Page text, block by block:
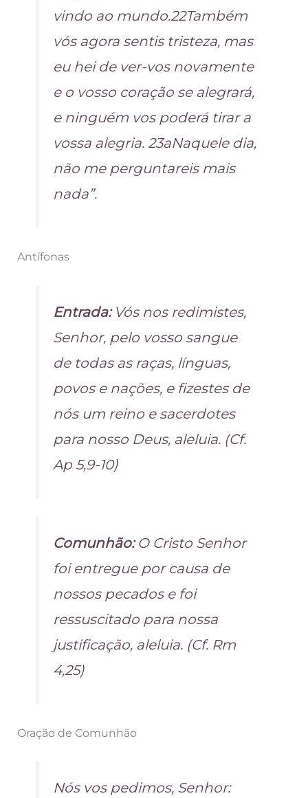
vindo ao mundo.22Também
vós agora sentis tristeza, mas
eu hei de ver-vos novamente
e o vosso coração se alegrará,
e ninguém vos poderá tirar a
vossa alegria. 23aNaquele dia,
não me perguntareis mais
nada”.
Antífonas
Entrada:Vós nos redimistes,
Senhor, pelo vosso sangue
de todas as raças, línguas,
povos e nações, e fizestes de
nós um reino e sacerdotes
para nosso Deus, aleluia. (Cf.
Ap 5,9-10)
Comunhão:O Cristo Senhor
foi entregue por causa de
nossos pecados e foi
ressuscitado para nossa
justificação, aleluia. (Cf. Rm
4,25)
Oração de Comunhão
Nós vos pedimos, Senhor: